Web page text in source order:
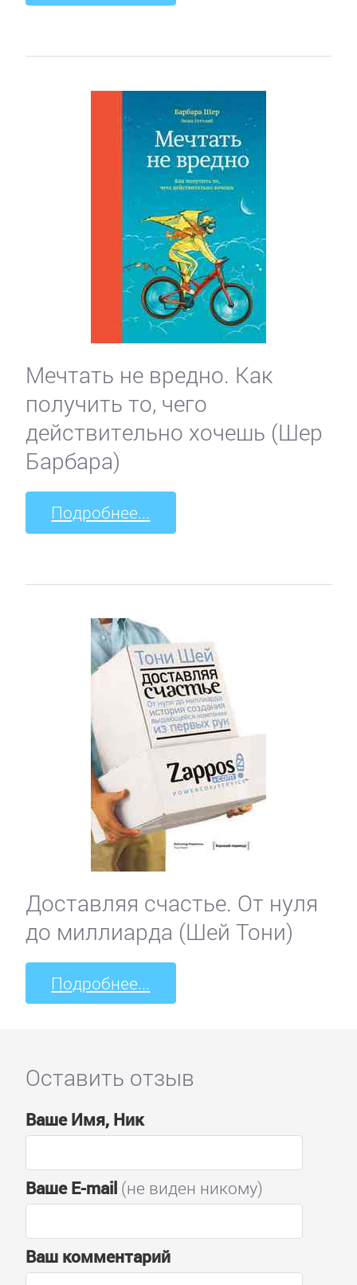
Мечтать не вредно. Как
получить то, чего
действительно хочешь (Шер
Барбара)
Подробнее...
Доставляя счастье. От нуля
до миллиарда (Шей Тони)
Подробнее...
Оставить отзыв
Ваше Имя, Ник
Ваше E-mail(не виден никому)
Ваш комментарий